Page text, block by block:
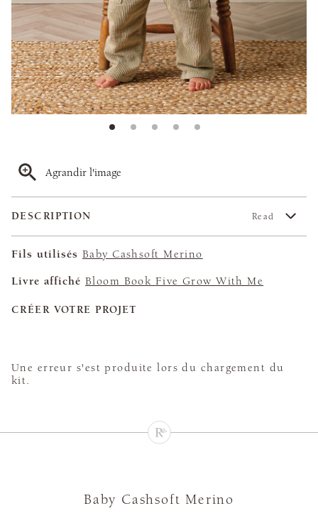
Agrandir l'image
DESCRIPTION Read
Fils utilisés Baby Cashsoft Merino
Livre affiché Bloom Book Five Grow With Me
CRÉER VOTRE PROJET
Une erreur s'est produite lors du chargement du
kit.
Baby Cashsoft Merino